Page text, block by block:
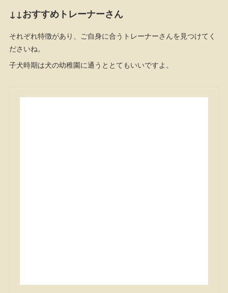
↓↓おすすめトレーナーさん
それぞれ特徴があり、ご自身に合うトレーナーさんを見つけてく
ださいね。
子犬時期は犬の幼稚園に通うととてもいいですよ。